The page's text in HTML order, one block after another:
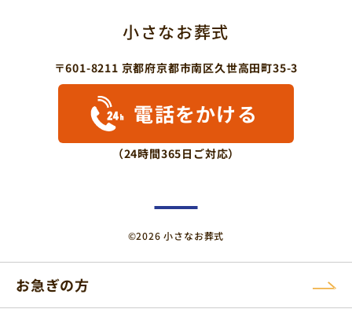
小さなお葬式
〒601-8211 京都府京都市南区久世高田町35-3
電話をかける
（24時間365日ご対応）
©2026 小さなお葬式
お急ぎの方